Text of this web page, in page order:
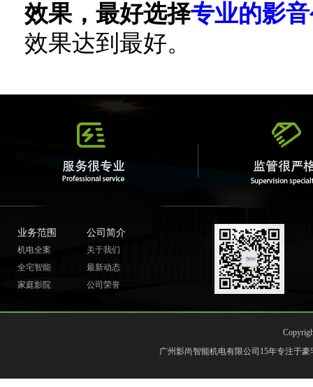
效果，最好选择专业的影
效果达到最好。
业务范围
机电全案
全宅智能
家庭影院
公司简介
关于我们
最新动态
公司荣誉
广州影尚智能机电有限公司15年专注于